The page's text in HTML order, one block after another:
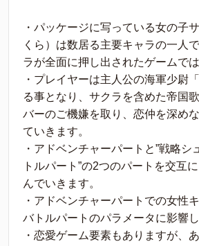
・パッケージに写っている女の子
くら）は数居る主要キャラの一人
ラが全面に押し出されたゲームでは
・プレイヤーは主人公の海軍少尉
る事となり、サクラを含めた帝国
バーのご機嫌を取り、恋仲を深め
ていきます。
・アドベンチャーパートと”戦略シ
トルパート”の2つのパートを交互
んでいきます。
・アドベンチャーパートでの女性
バトルパートのパラメータに影響し
・恋愛ゲーム要素もありますが、